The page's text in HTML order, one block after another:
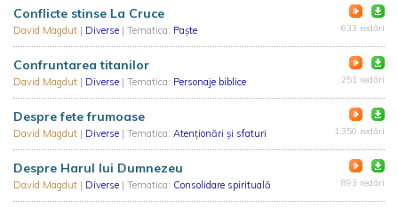
Conflicte stinse La Cruce
David Magdut | Diverse | Tematica: Paște 633 redări
Confruntarea titanilor
David Magdut | Diverse | Tematica: Personaje biblice 251 redări
Despre fete frumoase
David Magdut | Diverse | Tematica: Atenționări și sfaturi 1.350 redări
Despre Harul lui Dumnezeu
David Magdut | Diverse | Tematica: Consolidare spirituală 893 redări